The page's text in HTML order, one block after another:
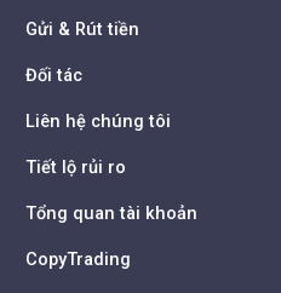
Gửi & Rút tiền
Đối tác
Liên hệ chúng tôi
Tiết lộ rủi ro
Tổng quan tài khoản
CopyTrading